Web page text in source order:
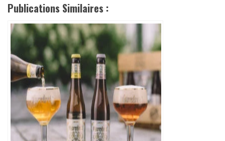
Publications Similaires :